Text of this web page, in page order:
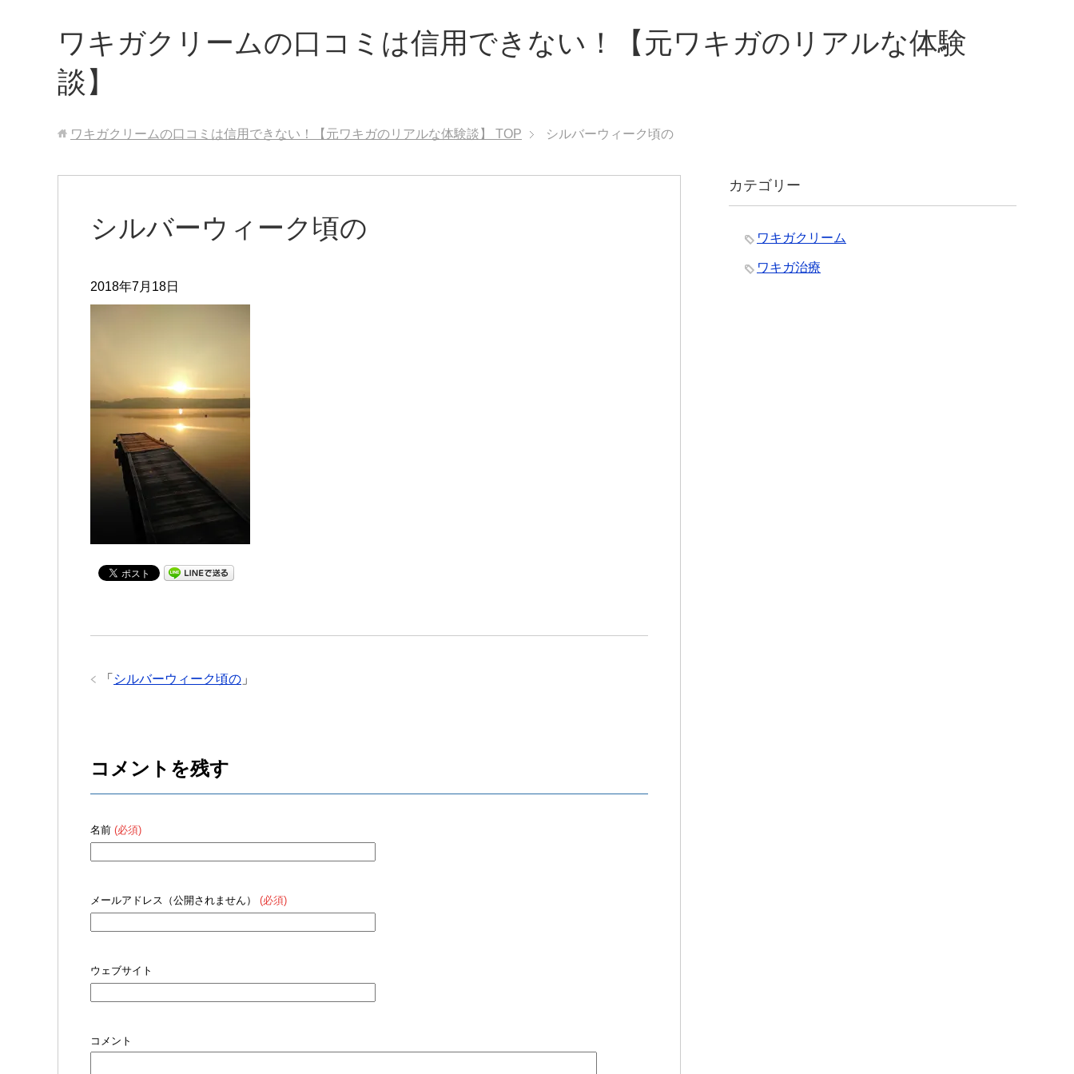
ワキガクリームの口コミは信用できない！【元ワキガのリアルな体験
談】
ワキガクリームの口コミは信用できない！【元ワキガのリアルな体験談】 TOP シルバーウィーク頃の
シルバーウィーク頃の
2018年7月18日
「 シルバーウィーク頃の 」
コメントを残す
名前 (必須)
メールアドレス（公開されません） (必須)
ウェブサイト
コメント
カテゴリー
ワキガクリーム
ワキガ治療